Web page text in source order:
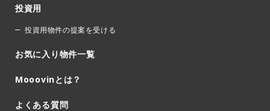
投資用
投資用物件の提案を受ける
お気に入り物件一覧
Mooovinとは？
よくある質問